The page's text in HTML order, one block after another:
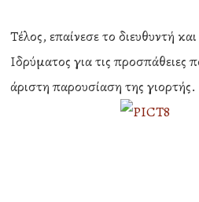
Τέλος, επαίνεσε το διευθυντή
Ιδρύματος για τις προσπάθειες
άριστη παρουσίαση της γιορτής.